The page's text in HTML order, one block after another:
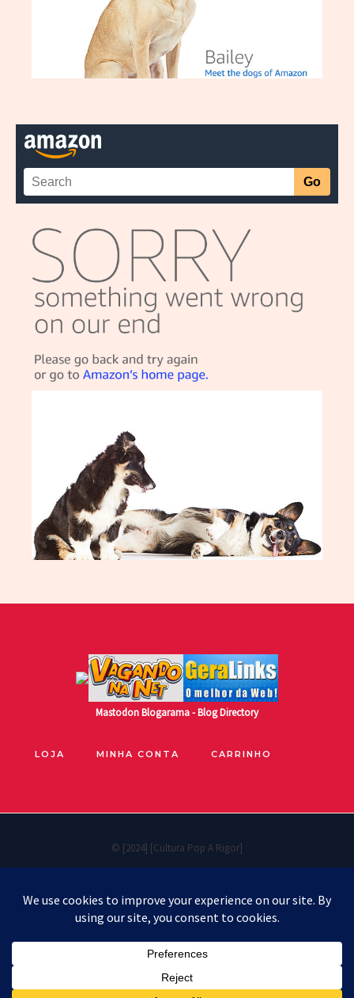
MastodonBlogarama - Blog Directory
LOJA MINHA CONTA CARRINHO
© [2024] [Cultura Pop A Rigor]
Políticas de privacidade
Cookie Policy